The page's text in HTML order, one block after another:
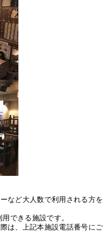
など大人数で利用される方を
できる施設です。
は、上記本施設電話番号にご